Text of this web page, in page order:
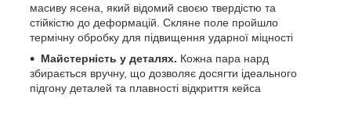
масиву ясена, який відомий своєю твердістю та
стійкістю до деформацій. Скляне поле пройшло
термічну обробку для підвищення ударної міцності
Майстерність у деталях. Кожна пара нард
збирається вручну, що дозволяє досягти ідеального
підгону деталей та плавності відкриття кейса